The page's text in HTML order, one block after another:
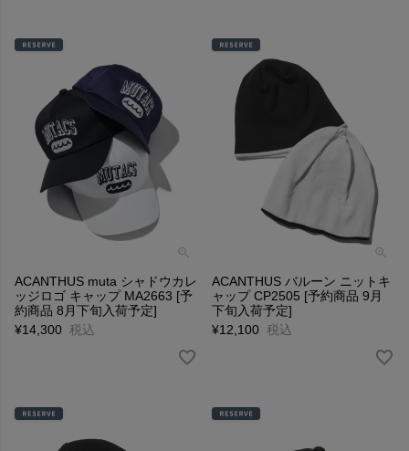
ACANTHUS muta シャドウカレ
ッジロゴ キャップ MA2663 [予
約商品 8月下旬入荷予定]
¥14,300 税込
ACANTHUS バルーン ニットキ
ャップ CP2505 [予約商品 9月
下旬入荷予定]
¥12,100 税込